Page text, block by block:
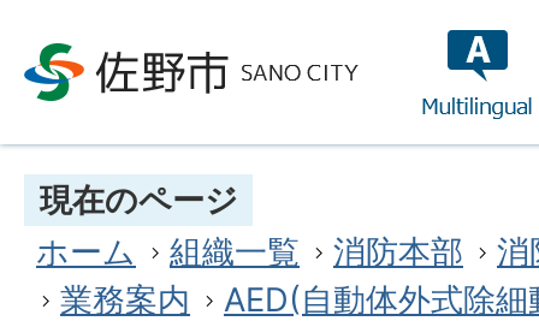
現在のページ
ホーム
組織一覧 消防本部
消
業務案内
AED(自動体外式除